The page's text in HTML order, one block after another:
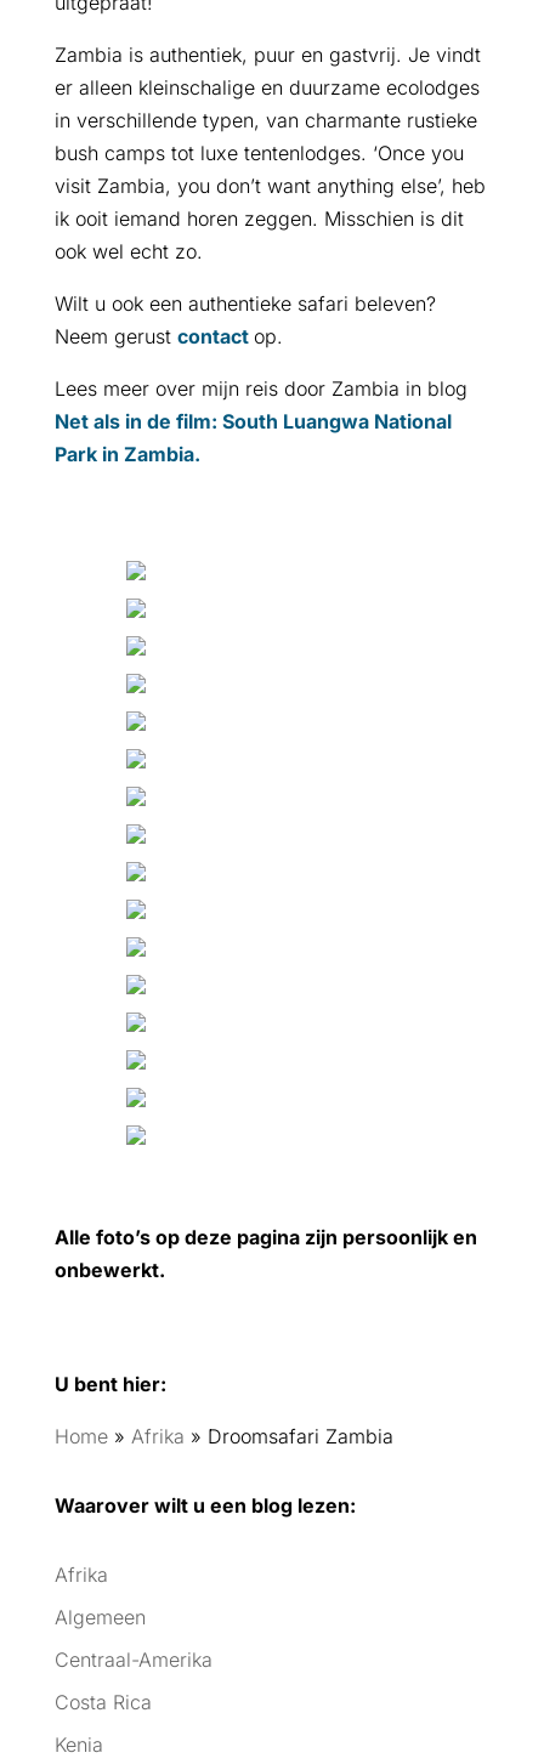
Zambia is authentiek, puur en gastvrij. Je vindt
er alleen kleinschalige en duurzame ecolodges
in verschillende typen, van charmante rustieke
bush camps tot luxe tentenlodges. ‘Once you
visit Zambia, you don’t want anything else’, heb
ik ooit iemand horen zeggen. Misschien is dit
ook wel echt zo.
Wilt u ook een authentieke safari beleven?
Neem gerust contact op.
Lees meer over mijn reis door Zambia in blog
Net als in de film: South Luangwa National
Park in Zambia.
Alle foto’s op deze pagina zijn persoonlijk en
onbewerkt.
U bent hier:
Home» Afrika » Droomsafari Zambia
Waarover wilt u een blog lezen:
Afrika
Algemeen
Centraal-Amerika
Costa Rica
Kenia